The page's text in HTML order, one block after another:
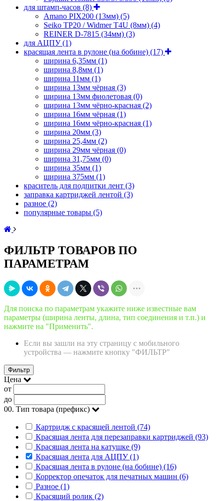
для штамп-часов (8)
Amano PIX200 (13мм) (5)
Seiko TP20 / Widmer T4U (8мм) (4)
REINER D-7815 (34мм) (3)
для АЦПУ(1)
красящая лента в рулоне (на бобине) (17)
ширина 6,35мм (1)
ширина 8,8мм (1)
ширина 11мм (1)
ширина 13мм чёрная (3)
ширина 13мм фиолетовая (0)
ширина 13мм чёрно-красная (2)
ширина 16мм чёрная (1)
ширина 16мм чёрно-красная (1)
ширина 20мм (3)
ширина 25,4мм (2)
ширина 29мм чёрная (0)
ширина 31,75мм (0)
ширина 35мм (1)
ширина 375мм (1)
краситель для подпитки лент (3)
заправка картриджей лентой (3)
разное (2)
популярные товары (5)
ФИЛЬТР ТОВАРОВ ПО
ПАРАМЕТРАМ
Для поиска по параметрам укажите ниже известные вам
параметры (ширина ленты, длина, тип соединения и т.п.) и
нажмите на "Применить".
Если вы зашли на эту страницу с мобильного
устройства — нажмите кнопку "ФИЛЬТР"
Фильтр
Цена
от
до
00. Тип товара (префикс)
Картридж с красящей лентой (74)
Красящая лента для перезаправки картриджей (93)
Красящая лента на катушке (9)
Красящая лента для АЦПУ (1)
Красящая лента в рулоне (на бобине) (16)
Корректор опечаток для печатных машин (6)
Разное (1)
Красящий ролик (2)